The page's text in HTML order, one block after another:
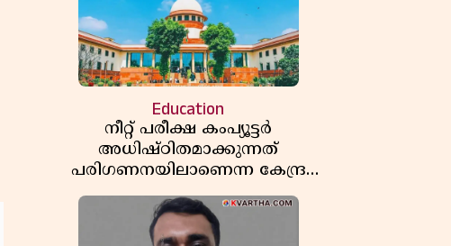
Education
നീറ്റ് പരീക്ഷ കംപ്യൂട്ടർ
അധിഷ്ഠിതമാക്കുന്നത്
പരിഗണനയിലാണെന്ന കേന്ദ്ര
സർക്കാരിൻ്റെ സത്യവാങ്മൂലത്തിൽ
മറുപടി നൽകാൻ ഹർജിക്കാരോട്
സുപ്രീംകോടതി